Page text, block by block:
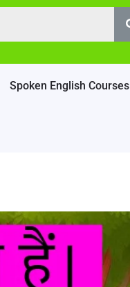
Spoken English Courses